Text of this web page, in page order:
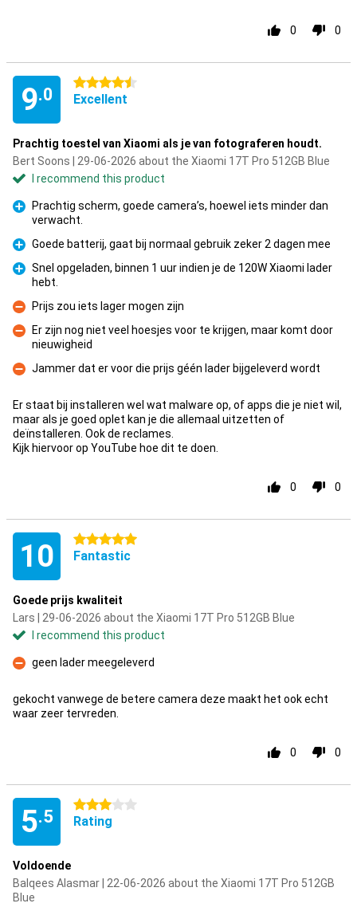
0 0
9.0
4.5 stars
Excellent
Prachtig toestel van Xiaomi als je van fotograferen houdt.
Bert Soons | 29-06-2026 about the Xiaomi 17T Pro 512GB Blue
I recommend this product
Prachtig scherm, goede camera’s, hoewel iets minder dan
verwacht.
Pro
Goede batterij, gaat bij normaal gebruik zeker 2 dagen mee
Snel opgeladen, binnen 1 uur indien je de 120W Xiaomi lader
hebt.
Con
Prijs zou iets lager mogen zijn
Con
Er zijn nog niet veel hoesjes voor te krijgen, maar komt door
nieuwigheid
Con
Jammer dat er voor die prijs géén lader bijgeleverd wordt
Er staat bij installeren wel wat malware op, of apps die je niet wil,
maar als je goed oplet kan je die allemaal uitzetten of
deïnstalleren. Ook de reclames.
Kijk hiervoor op YouTube hoe dit te doen.
0 0
10 5 stars
Fantastic
Goede prijs kwaliteit
Lars | 29-06-2026 about the Xiaomi 17T Pro 512GB Blue
I recommend this product
Con
geen lader meegeleverd
gekocht vanwege de betere camera deze maakt het ook echt
waar zeer tervreden.
0 0
5.5
3 stars
Rating
Voldoende
Balqees Alasmar | 22-06-2026 about the Xiaomi 17T Pro 512GB
Blue